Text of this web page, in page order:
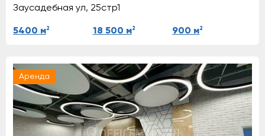
Заусадебная ул, 25стр1
5400 м2 18 500 м2 900 м2
Аренда